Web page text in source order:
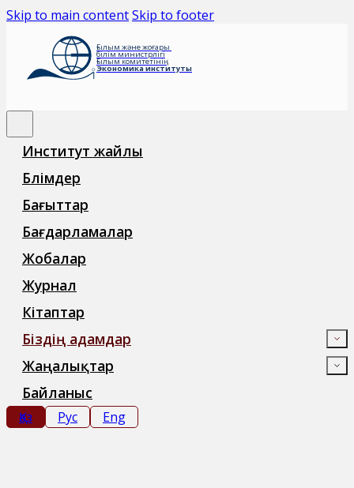
Skip to main contentSkip to footer
Ғылым және жоғары
білім министрлігі
Ғылым комитетінің
Экономика институты
Институт жайлы
Бөлімдер
Бағыттар
Бағдарламалар
Жобалар
Журнал
Кітаптар
Біздің адамдар
Жаңалықтар
Байланыс
Қаз Рус Eng